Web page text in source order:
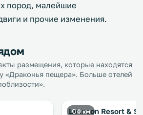
пород, малейшие
и прочие изменения.
размещения, которые находятся
«Драконья пещера». Больше отелей
0 км
Limneon Resort &